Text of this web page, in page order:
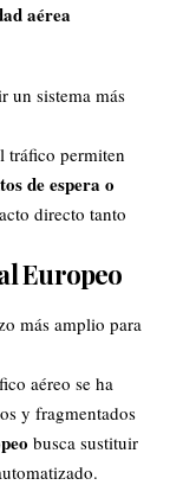
aérea
un sistema más
tráfico permiten
de espera o
directo tanto
Europeo
más amplio para
aéreo se ha
y fragmentados
busca sustituir